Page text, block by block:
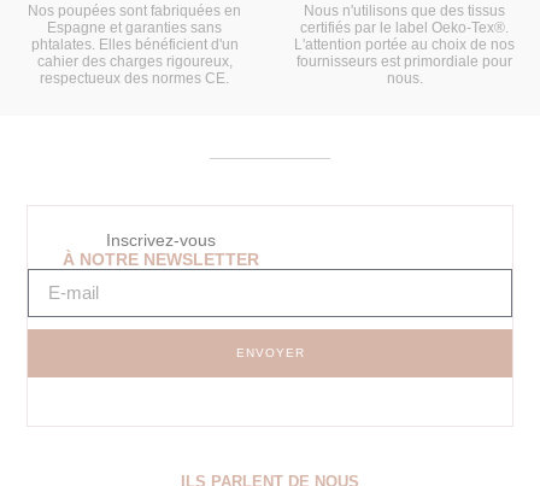
Nos poupées sont fabriquées en
Espagne et garanties sans
phtalates. Elles bénéficient d'un
cahier des charges rigoureux,
respectueux des normes CE.
Nous n'utilisons que des tissus
certifiés par le label Oeko-Tex®.
L'attention portée au choix de nos
fournisseurs est primordiale pour
nous.
Inscrivez-vous
À NOTRE NEWSLETTER
ENVOYER
ILS PARLENT DE NOUS